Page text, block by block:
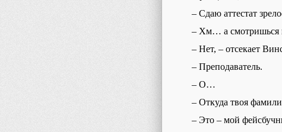
– Сдаю аттестат
– Хм… а смотришься
– Нет, – отсекает
– Преподаватель.
– О…
– Откуда твоя
– Это – мой